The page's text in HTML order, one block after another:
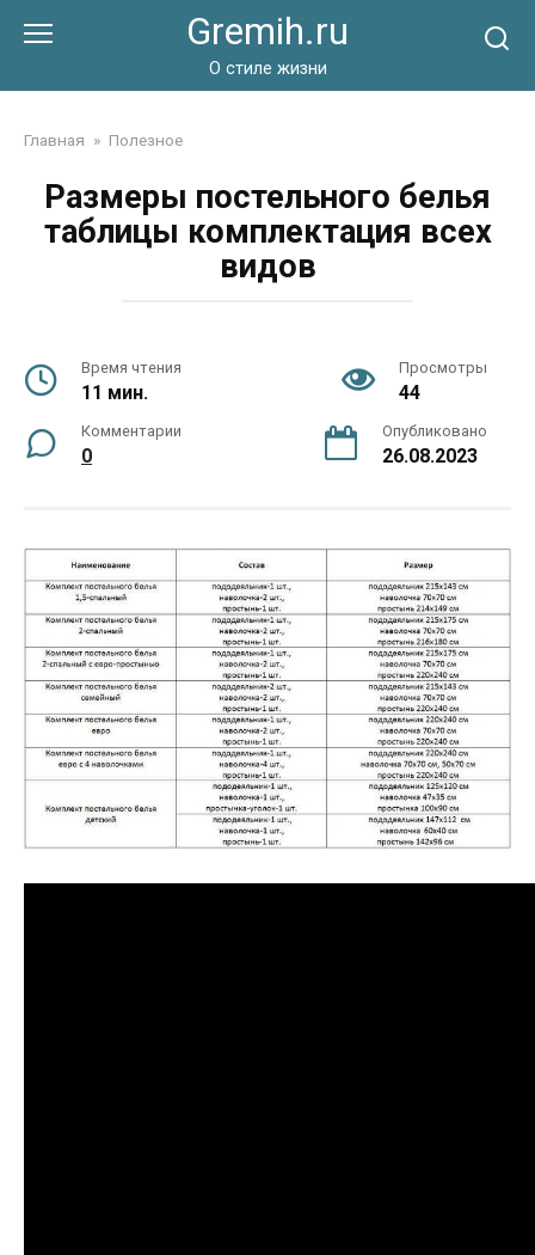
Gremih.ru
О стиле жизни
Главная » Полезное
Размеры постельного белья
таблицы комплектация всех
видов
Время чтения
11 мин.
Просмотры
44
Комментарии
0
Опубликовано
26.08.2023